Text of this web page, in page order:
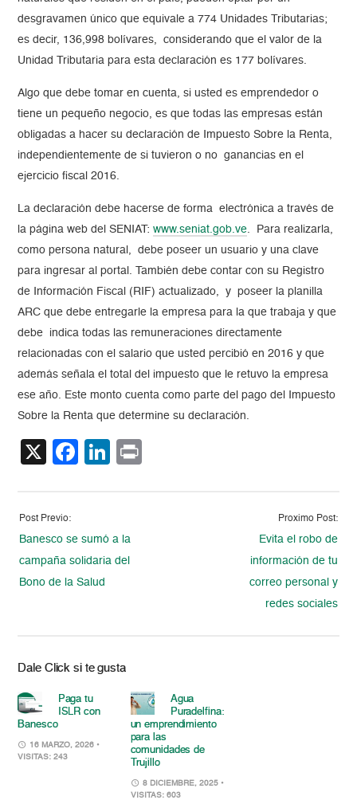
desgravamen único que equivale a 774 Unidades Tributarias;
es decir, 136,998 bolívares, considerando que el valor de la
Unidad Tributaria para esta declaración es 177 bolívares.
Algo que debe tomar en cuenta, si usted es emprendedor o
tiene un pequeño negocio, es que todas las empresas están
obligadas a hacer su declaración de Impuesto Sobre la Renta,
independientemente de si tuvieron o no ganancias en el
ejercicio fiscal 2016.
La declaración debe hacerse de forma electrónica a través de
la página web del SENIAT:www.seniat.gob.ve. Para realizarla,
como persona natural, debe poseer un usuario y una clave
para ingresar al portal. También debe contar con su Registro
de Información Fiscal (RIF) actualizado, y poseer la planilla
ARC que debe entregarle la empresa para la que trabaja y que
debe indica todas las remuneraciones directamente
relacionadas con el salario que usted percibió en 2016 y que
además señala el total del impuesto que le retuvo la empresa
ese año. Este monto cuenta como parte del pago del Impuesto
Sobre la Renta que determine su declaración.
X Facebook
LinkedIn
Post Previo:
Banesco se sumó a la
campaña solidaria del
Bono de la Salud
Proximo Post:
Evita el robo de
información de tu
correo personal y
redes sociales
Dale Click si te gusta
Paga tu
ISLR con
Banesco
16 MARZO, 2026 •
VISITAS: 243
Agua
Puradelfina:
un emprendimiento
para las
comunidades de
Trujillo
8 DICIEMBRE, 2025 •
VISITAS: 603